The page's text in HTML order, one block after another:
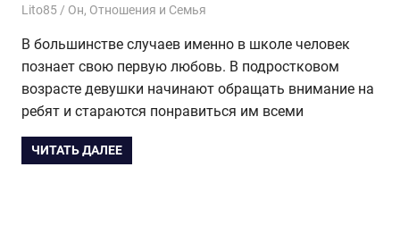
09.10.2017
Lito85 Он, Отношения и Семья
В большинстве случаев именно в школе человек
познает свою первую любовь. В подростковом
возрасте девушки начинают обращать внимание на
ребят и стараются понравиться им всеми
ЧИТАТЬ ДАЛЕЕ